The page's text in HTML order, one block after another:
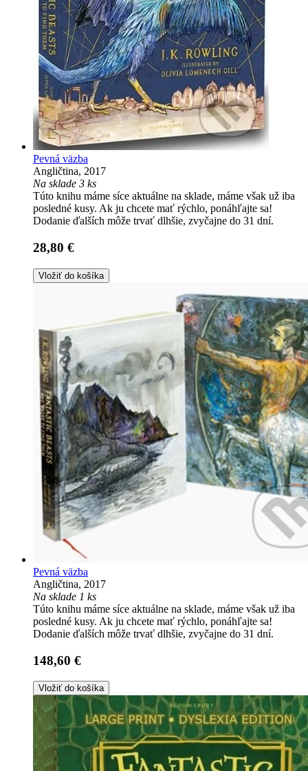
Pevná väzba
Angličtina, 2017
Na sklade 3 ks
Túto knihu máme síce aktuálne na sklade, máme však už iba
posledné kusy. Ak ju chcete mať rýchlo, ponáhľajte sa!
Dodanie ďalších môže trvať dlhšie, zvyčajne do 31 dní.
28,80 €
Vložiť do košíka
Pevná väzba
Angličtina, 2017
Na sklade 1 ks
Túto knihu máme síce aktuálne na sklade, máme však už iba
posledné kusy. Ak ju chcete mať rýchlo, ponáhľajte sa!
Dodanie ďalších môže trvať dlhšie, zvyčajne do 31 dní.
148,60 €
Vložiť do košíka